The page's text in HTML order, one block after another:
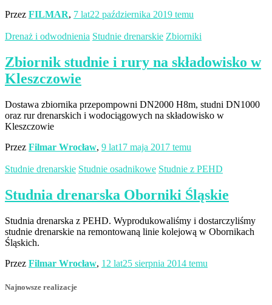
Przez FILMAR, 7 lat22 października 2019 temu
Drenaż i odwodnienia Studnie drenarskie Zbiorniki
Zbiornik studnie i rury na składowisko w
Kleszczowie
Dostawa zbiornika przepompowni DN2000 H8m, studni DN1000
oraz rur drenarskich i wodociągowych na składowisko w
Kleszczowie
Przez Filmar Wrocław, 9 lat17 maja 2017 temu
Studnie drenarskie Studnie osadnikowe Studnie z PEHD
Studnia drenarska Oborniki Śląskie
Studnia drenarska z PEHD. Wyprodukowaliśmy i dostarczyliśmy
studnie drenarskie na remontowaną linie kolejową w Obornikach
Śląskich.
Przez Filmar Wrocław, 12 lat25 sierpnia 2014 temu
Najnowsze realizacje